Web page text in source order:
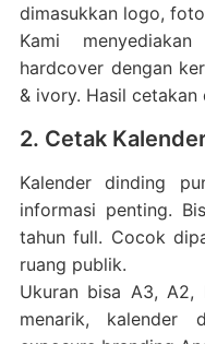
dimasukkan logo,
Kami
hardcover dengan
& ivory. Hasil cetakan
2. Cetak
Kalender dinding
informasi penting.
tahun full. Cocok
ruang publik.
Ukuran bisa A3, A2,
menarik, kalender